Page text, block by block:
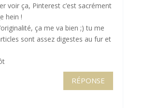
voir ça, Pinterest c’est sacrément
hein !
ça me va bien ;) tu me
sont assez digestes au fur et
RÉPONSE